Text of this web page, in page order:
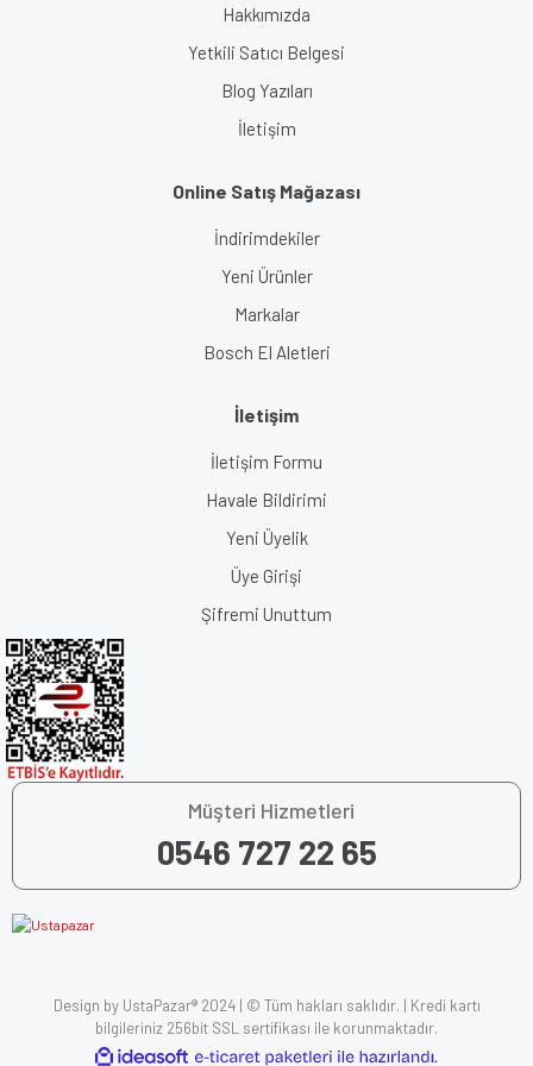
Hakkımızda
Yetkili Satıcı Belgesi
Blog Yazıları
İletişim
Online Satış Mağazası
İndirimdekiler
Yeni Ürünler
Markalar
Bosch El Aletleri
İletişim
İletişim Formu
Havale Bildirimi
Yeni Üyelik
Üye Girişi
Şifremi Unuttum
Müşteri Hizmetleri
0546 727 22 65
Design by UstaPazar® 2024 | © Tüm hakları saklıdır. | Kredi kartı
bilgileriniz 256bit SSL sertifikası ile korunmaktadır.
ideasoft e-